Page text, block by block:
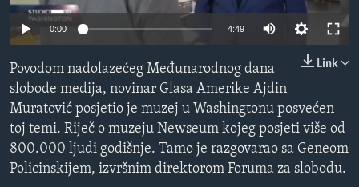
MAGAZIN
O GLASU AMERIKE
Learning English
PRATITE NAS
0:00 4:49
Link
Povodom nadolazećeg Međunarodnog dana
slobode medija, novinar Glasa Amerike Ajdin
Muratović posjetio je muzej u Washingtonu posvećen
toj temi. Riječ o muzeju Newseum kojeg posjeti više od
800.000 ljudi godišnje. Tamo je razgovarao sa Geneom
Policinskijem, izvršnim direktorom Foruma za slobodu.